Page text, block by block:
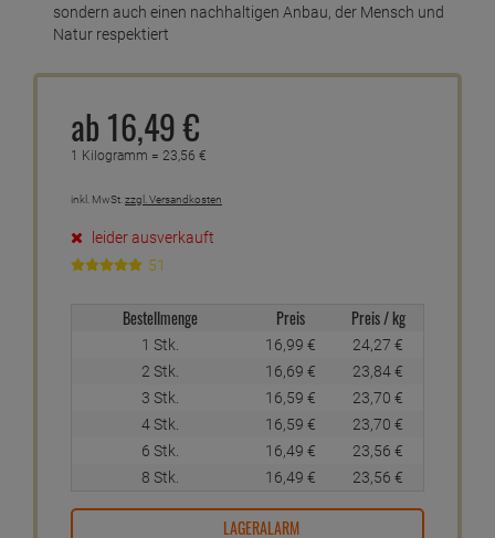
sondern auch einen nachhaltigen Anbau, der Mensch und
Natur respektiert
ab 16,49€
1 Kilogramm = 23,56 €
inkl. MwSt. zzgl. Versandkosten
leider ausverkauft
51
Bestellmenge Preis Preis / kg
1 Stk. 16,99 € 24,27 €
2 Stk.
16,69 € 23,84€
3 Stk.
16,59 € 23,70 €
4 Stk.
16,59 € 23,70 €
6 Stk.
16,49 € 23,56 €
8 Stk.
16,49 € 23,56 €
LAGERALARM